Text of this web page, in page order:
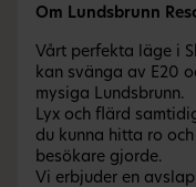
Om Lundsbrunn
Vårt perfekta läge i
kan svänga av E20
mysiga Lundsbrunn.
Lyx och flärd
du kunna hitta ro
besökare gjorde.
Vi erbjuder en